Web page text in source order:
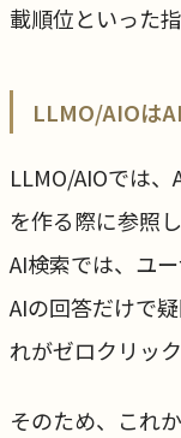
載順位といった
LLMO/AIOは
LLMO/AIOでは
を作る際に参照
AI検索では、ユ
AIの回答だけで
れがゼロクリック
そのため、これ